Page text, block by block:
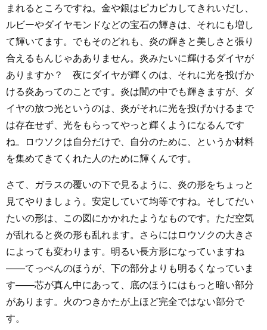
まれるところですね。金や銀はピカピカしてきれいだし、
ルビーやダイヤモンドなどの宝石の輝きは、それにも増し
て輝いてます。でもそのどれも、炎の輝きと美しさと張り
合えるもんじゃあありません。炎みたいに輝けるダイヤが
ありますか？ 夜にダイヤが輝くのは、それに光を投げか
ける炎あってのことです。炎は闇の中でも輝きますが、ダ
イヤの放つ光というのは、炎がそれに光を投げかけるまで
は存在せず、光をもらってやっと輝くようになるんです
ね。ロウソクは自分だけで、自分のために、というか材料
を集めてきてくれた人のために輝くんです。
さて、ガラスの覆いの下で見るように、炎の形をちょっと
見てやりましょう。安定していて均等ですね。そしてだい
たいの形は、この図にかかれたようなものです。ただ空気
が乱れると炎の形も乱れます。さらにはロウソクの大きさ
によっても変わります。明るい長方形になっていますね
――てっぺんのほうが、下の部分よりも明るくなっていま
す――芯が真ん中にあって、底のほうにはもっと暗い部分
があります。火のつきかたが上ほど完全ではない部分で
す。